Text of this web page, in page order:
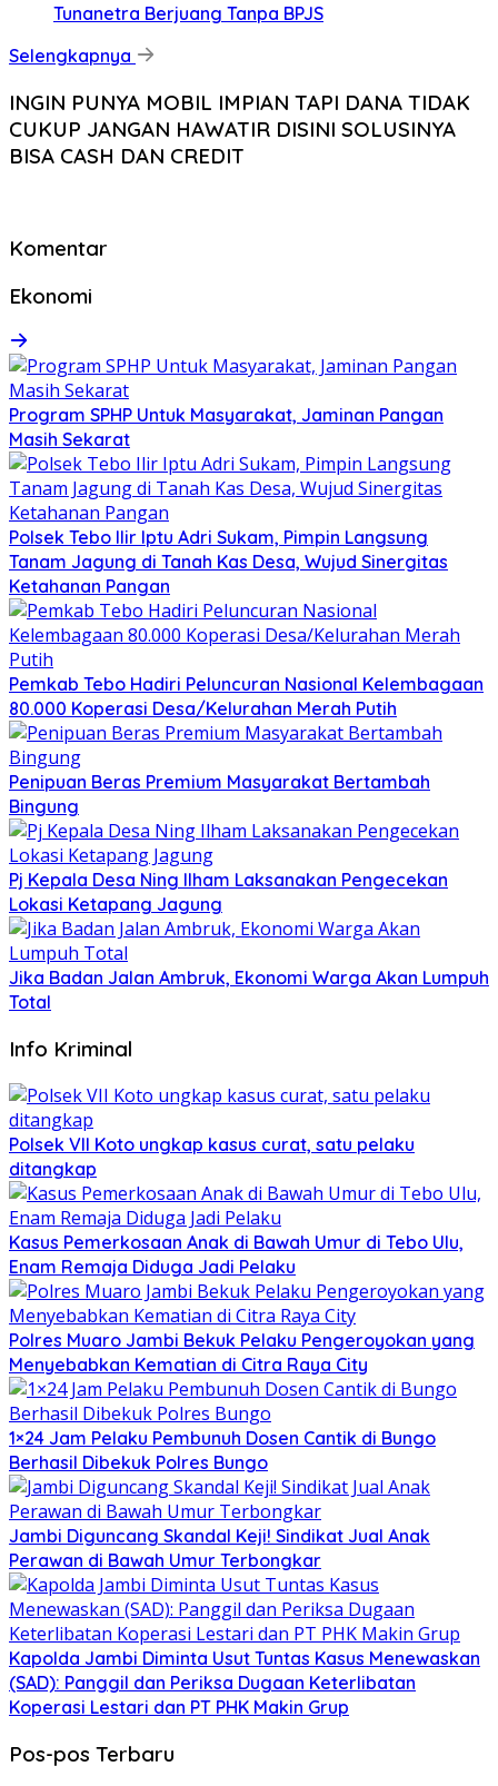
Tunanetra Berjuang Tanpa BPJS
Selengkapnya
INGIN PUNYA MOBIL IMPIAN TAPI DANA TIDAK
CUKUP JANGAN HAWATIR DISINI SOLUSINYA
BISA CASH DAN CREDIT
Komentar
Ekonomi
Program SPHP Untuk Masyarakat, Jaminan Pangan
Masih Sekarat
Polsek Tebo Ilir Iptu Adri Sukam, Pimpin Langsung
Tanam Jagung di Tanah Kas Desa, Wujud Sinergitas
Ketahanan Pangan
Pemkab Tebo Hadiri Peluncuran Nasional Kelembagaan
80.000 Koperasi Desa/Kelurahan Merah Putih
Penipuan Beras Premium Masyarakat Bertambah
Bingung
Pj Kepala Desa Ning Ilham Laksanakan Pengecekan
Lokasi Ketapang Jagung
Jika Badan Jalan Ambruk, Ekonomi Warga Akan Lumpuh
Total
Info Kriminal
Polsek VII Koto ungkap kasus curat, satu pelaku
ditangkap
Kasus Pemerkosaan Anak di Bawah Umur di Tebo Ulu,
Enam Remaja Diduga Jadi Pelaku
Polres Muaro Jambi Bekuk Pelaku Pengeroyokan yang
Menyebabkan Kematian di Citra Raya City
1×24 Jam Pelaku Pembunuh Dosen Cantik di Bungo
Berhasil Dibekuk Polres Bungo
Jambi Diguncang Skandal Keji! Sindikat Jual Anak
Perawan di Bawah Umur Terbongkar
Kapolda Jambi Diminta Usut Tuntas Kasus Menewaskan
(SAD): Panggil dan Periksa Dugaan Keterlibatan
Koperasi Lestari dan PT PHK Makin Grup
Pos-pos Terbaru